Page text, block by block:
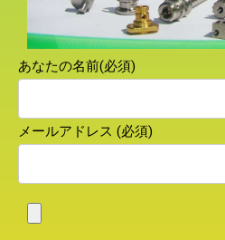
あなたの名前(必須)
メールアドレス (必須)